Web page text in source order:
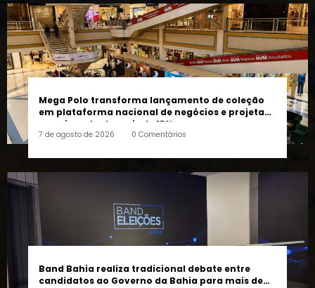
Mega Polo transforma lançamento de coleção
crescimento de mais de 15%
7 de agosto de 2026 0 Comentários
Band Bahia realiza tradicional debate entre
300 cidades neste domingo (9)
6 de agosto de 2026 0 Comentários